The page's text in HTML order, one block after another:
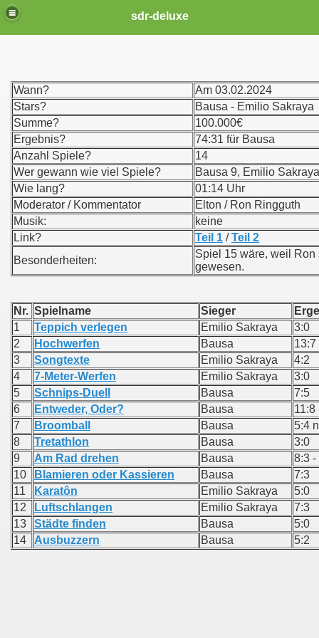
sdr-deluxe
Wann?
Am 03.02.2024
Stars?
Bausa - Emilio Sakraya
Summe?
100.000€
Ergebnis?
74:31 für Bausa
Anzahl Spiele?
14
Wer gewann wie viel Spiele?
Bausa 9, Emilio
Wie lang?
01:14 Uhr
Moderator / Kommentator
Elton / Ron Ringguth
Musik:
keine
Link?
Teil 1 /Teil 2
Besonderheiten:
Spiel 15 wäre, weil
gewesen.
Nr. Spielname Sieger
1
Teppich verlegen Emilio Sakraya
3:0
2
Hochwerfen Bausa
13:7
3
Songtexte Emilio Sakraya
4:2
4
7-Meter-Werfen Emilio Sakraya
3:0
5
Schnips-Duell Bausa
7:5
6
Entweder, Oder? Bausa
11:8
7
Broomball Bausa
5:4
8
Tretathlon Bausa
3:0
9
Am Rad drehen Bausa
8:3
10
Blamieren oder Kassieren Bausa
7:3
11
Karatôn Emilio Sakraya
5:0
12
Luftschlangen Emilio Sakraya
7:3
13
Städte finden Bausa
5:0
14
Ausbuzzern Bausa 5:2